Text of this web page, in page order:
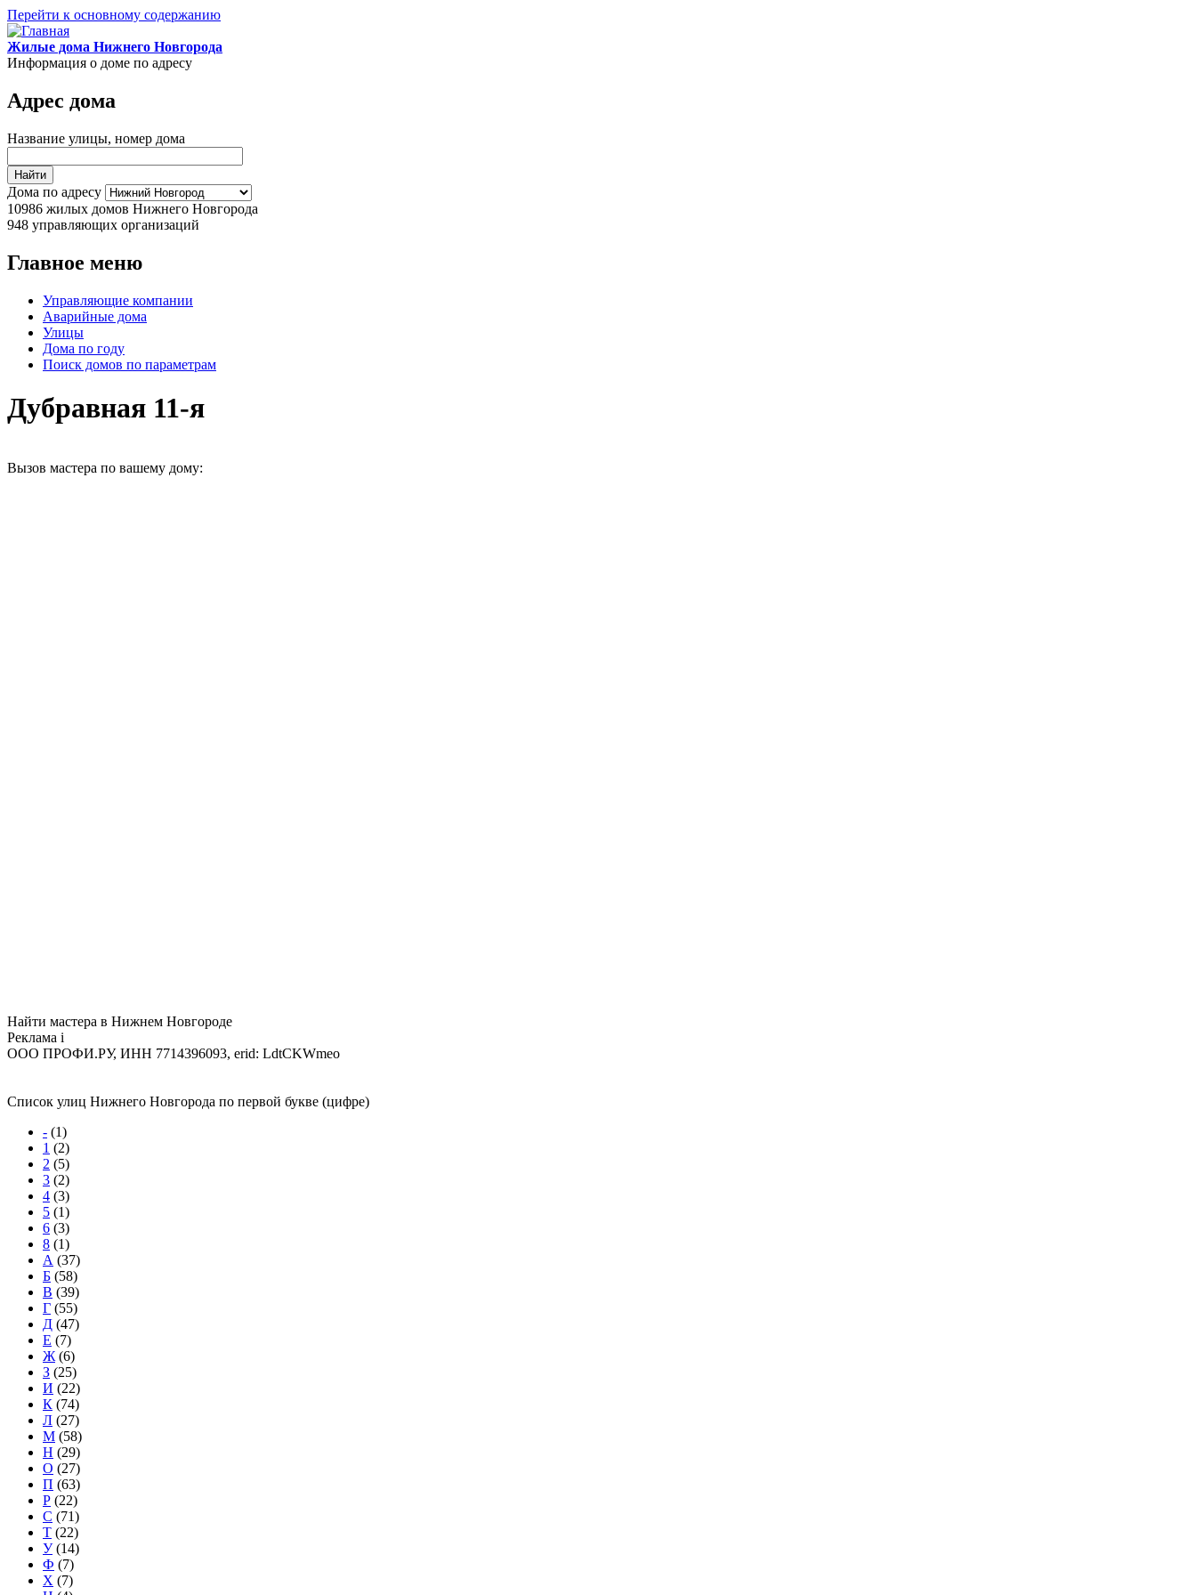
Перейти к основному содержанию
Жилые дома Нижнего Новгорода
Информация о доме по адресу
Адрес дома
Название улицы, номер дома
Дома по адресу
10986 жилых домов Нижнего Новгорода
948 управляющих организаций
Главное меню
Управляющие компании
Аварийные дома
Улицы
Дома по году
Поиск домов по параметрам
Дубравная 11-я
Вызов мастера по вашему дому:
Найти мастера в Нижнем Новгороде
Реклама i
ООО ПРОФИ.РУ, ИНН 7714396093, erid: LdtCKWmeo
Список улиц Нижнего Новгорода по первой букве (цифре)
- (1)
1 (2)
2 (5)
3 (2)
4 (3)
5 (1)
6 (3)
8 (1)
А (37)
Б (58)
В (39)
Г (55)
Д (47)
Е (7)
Ж (6)
З (25)
И (22)
К (74)
Л (27)
М (58)
Н (29)
О (27)
П (63)
Р (22)
С (71)
Т (22)
У(14)
Ф (7)
Х (7)